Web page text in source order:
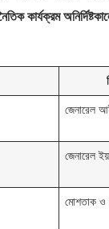
কার্যক্রম
জেনারেল
জেনারেল
মোশতাক ও